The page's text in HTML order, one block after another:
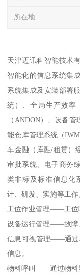
所在地
天津迈讯科智能技术
智能化的信息系统集
系统集成及安装部署
统）、全局生产效率
（ANDON）、设备
能仓库管理系统（
车金融（库融/租赁）
审批系统、电子商务
类非标及标准信息化
计、研发、实施等工作
工位作业管理——工位
设备运行管理——故障
信息可视管理——通过
信息。
物料呼叫——通过物料